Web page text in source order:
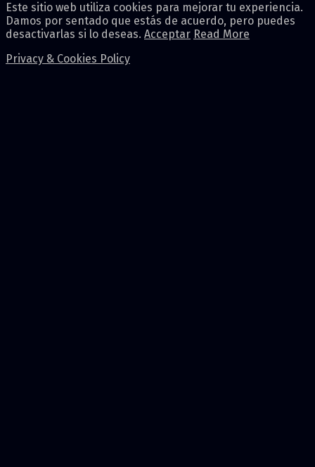
Este sitio web utiliza cookies para mejorar tu experiencia.
Damos por sentado que estás de acuerdo, pero puedes
desactivarlas si lo deseas. Acceptar Read More
Privacy & Cookies Policy